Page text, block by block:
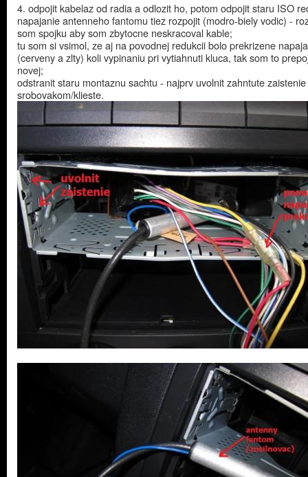
4. odpojit kabelaz od radia a odlozit ho, potom odpojit staru ISO
napajanie antenneho fantomu tiez rozpojit (modro-biely vodic) -
som spojku aby som zbytocne neskracoval kable;
tu som si vsimol, ze aj na povodnej redukcii bolo prekrizene
(cerveny a zlty) koli vypinaniu pri vytiahnuti kluca, tak som to
novej;
odstranit staru montaznu sachtu - najprv uvolnit zahntute
srobovakom/klieste.